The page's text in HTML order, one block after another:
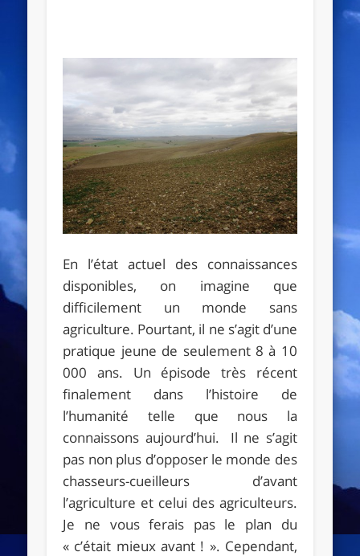
En l’état actuel des connaissances
disponibles, on imagine que
difficilement un monde sans
agriculture. Pourtant, il ne s’agit d’une
pratique jeune de seulement 8 à 10
000 ans. Un épisode très récent
finalement dans l’histoire de
l’humanité telle que nous la
connaissons aujourd’hui. Il ne s’agit
pas non plus d’opposer le monde des
chasseurs-cueilleurs d’avant
l’agriculture et celui des agriculteurs.
Je ne vous ferais pas le plan du
« c’était mieux avant ! ». Cependant,